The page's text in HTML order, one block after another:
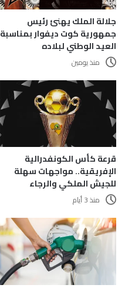
جلالة الملك يهنئ رئيس
جمهورية كوت ديفوار بمناسبة
العيد الوطني لبلاده
منذ يومين
قرعة كأس الكونفدرالية
الإفريقية.. مواجهات سهلة
للجيش الملكي والرجاء
منذ 3 أيام